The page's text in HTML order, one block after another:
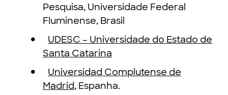
Pesquisa, Universidade Federal
Fluminense, Brasil
UDESC – Universidade do Estado de
Santa Catarina
Universidad Complutense de
Madrid, Espanha.